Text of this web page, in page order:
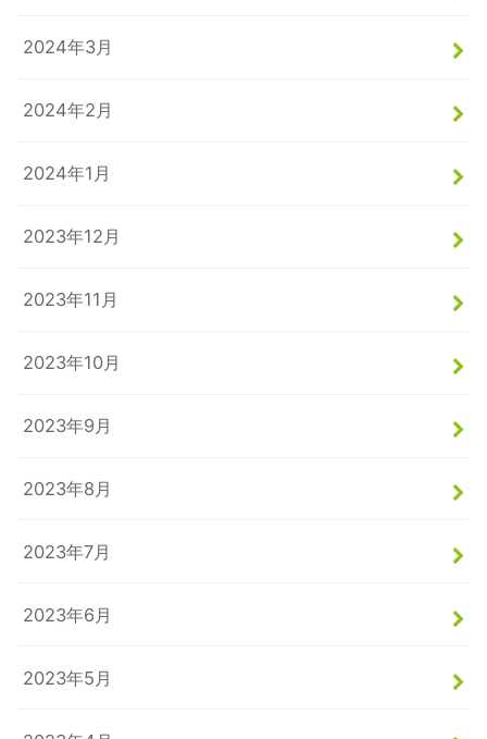
2024年3月
2024年2月
2024年1月
2023年12月
2023年11月
2023年10月
2023年9月
2023年8月
2023年7月
2023年6月
2023年5月